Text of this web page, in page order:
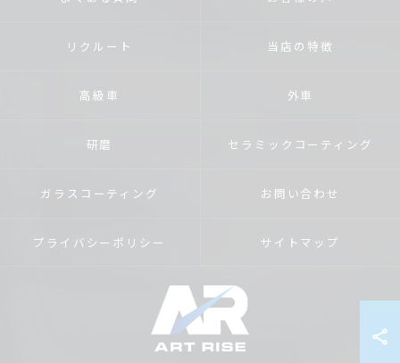
リクルート 当店の特徴
高級車 外車
研磨 セラミックコーティング
ガラスコーティング お問い合わせ
プライバシーポリシー サイトマップ